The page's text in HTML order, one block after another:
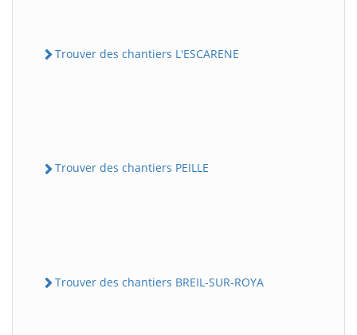
Trouver des chantiers L'ESCARENE
Trouver des chantiers PEILLE
Trouver des chantiers BREIL-SUR-ROYA